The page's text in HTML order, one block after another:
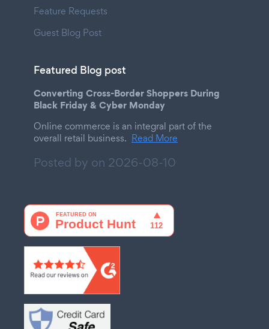
Feature Requests
Guest Blog Post
Featured Blog post
Converting Cross-Border Shoppers During
Black Friday & Cyber Monday
Online commerce is an integral part of the
overall retail business. Read More
Posted by on 2026-08-10